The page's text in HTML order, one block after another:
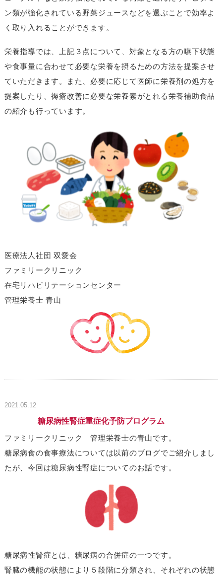
ン類が強化されている野菜ジュースなどを選ぶことで効率よ
く取り入れることができます。
栄養指導では、上記３点について、対象となる方の嚥下状態
や食事量に合わせて必要な栄養を摂るための方法を提案させ
ていただきます。また、必要に応じて医師に栄養剤の処方を
提案したり、褥瘡改善に必要な栄養素がとれる栄養補助食品
の紹介も行っています。
医療法人社団 双愛会
ファミリークリニック
在宅リハビリテーションセンター
管理栄養士 青山
2021.05.12
糖尿病性腎症重症化予防プログラム
ファミリークリニック 管理栄養士の青山です。
糖尿病食の食事療法については以前のブログでご紹介しまし
たが、今回は糖尿病性腎症についてのお話です。
糖尿病性腎症とは、糖尿病の合併症の一つです。
腎臓の機能の状態により５段階に分類され、それぞれの状態